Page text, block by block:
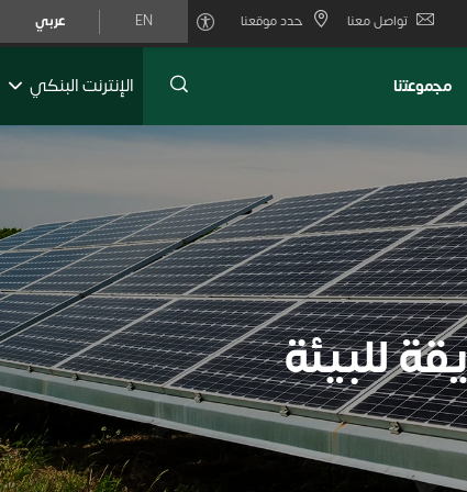
تواصل معنا حدد موقعنا EN عربي
ﻣﺟﻣوﻋﺗﻧﺎ الإنترنت البنكي
للبيئة